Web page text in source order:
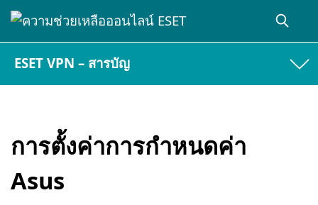
ESET VPN – สารบัญ
การตั้งค่าการกำหนดค่า
Asus